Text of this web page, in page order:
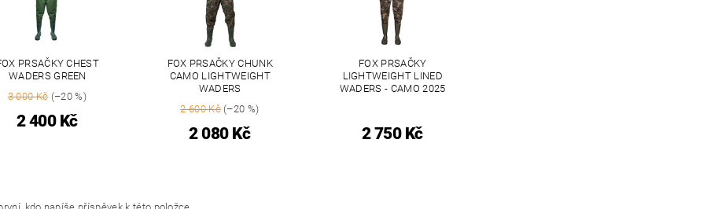
PRSAČKY CHEST
WADERS GREEN
3 000 Kč(–20 %)
2 400 Kč
FOX PRSAČKY CHUNK
CAMO LIGHTWEIGHT
WADERS
2 600 Kč(–20 %)
2 080 Kč
FOX PRSAČKY
LIGHTWEIGHT LINED
WADERS - CAMO 2025
2 750 Kč